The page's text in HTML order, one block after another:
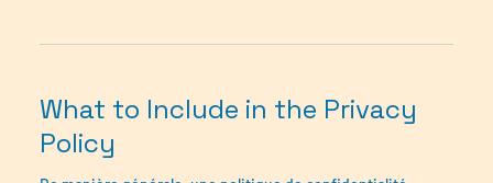
What to Include in the Privacy
Policy